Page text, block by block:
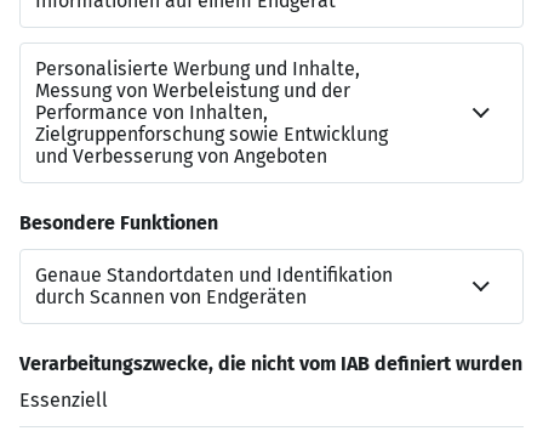
Klingt das nach einer spannenden
Herausforderung?
Wenn ja, dann freuen wir uns auf Deine Bewerbung.
Bitte bewirb Dich über unserBewerber-Portal
IEP Technologies GmbH
Kaiserwerther Straße 85c • 40878 Ratingen
www.hoerbiger.com